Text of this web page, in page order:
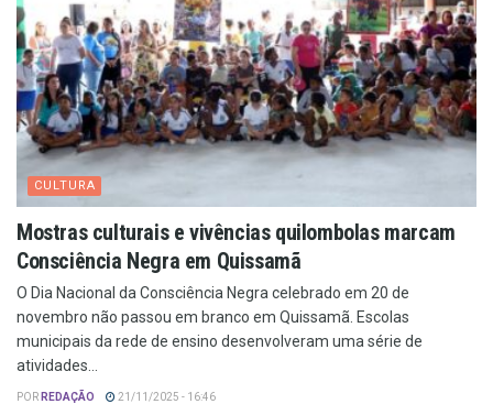
CULTURA
Mostras culturais e vivências quilombolas marcam
Consciência Negra em Quissamã
O Dia Nacional da Consciência Negra celebrado em 20 de
novembro não passou em branco em Quissamã. Escolas
municipais da rede de ensino desenvolveram uma série de
atividades...
POR REDAÇÃO 21/11/2025 - 16:46